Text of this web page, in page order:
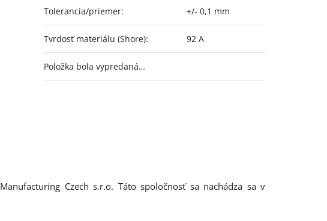
Tolerancia/priemer: +/- 0,1 mm
Tvrdosť materiálu (Shore): 92 A
Položka bola vypredaná…
Czech s.r.o. Táto spoločnosť sa nachádza sa v